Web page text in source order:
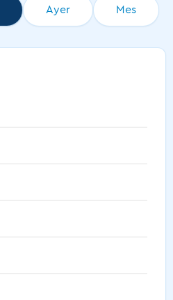
Ayer Mes